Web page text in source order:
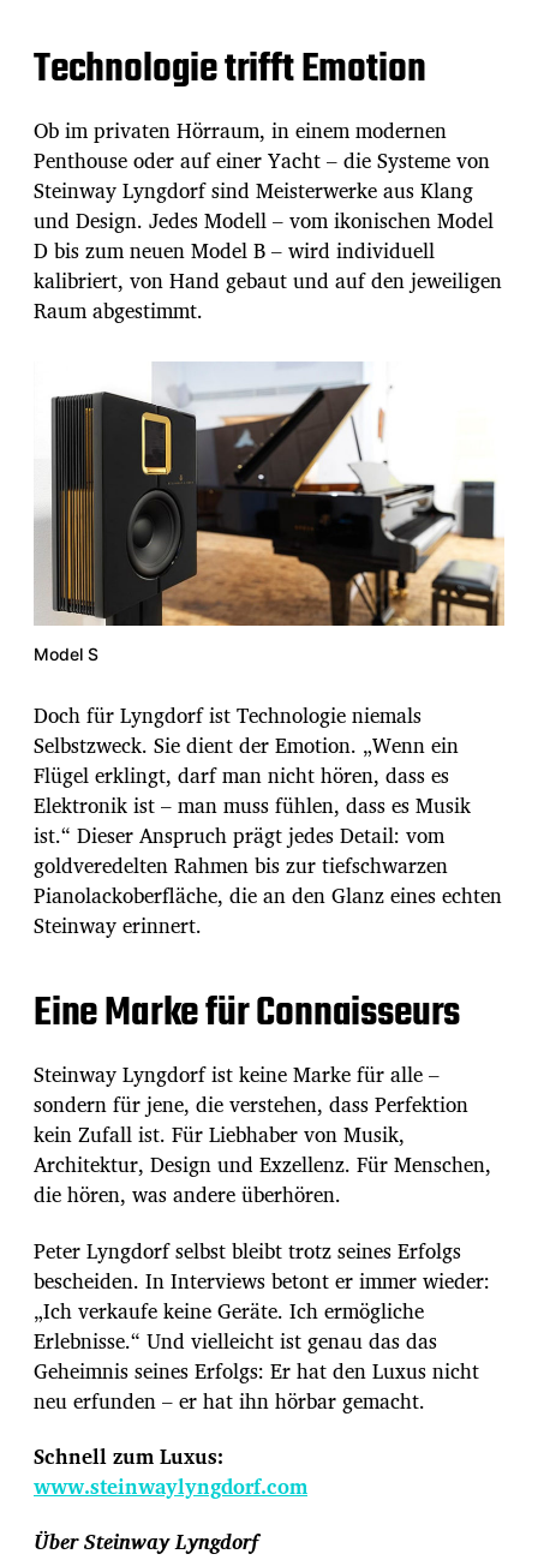
Technologie trifft Emotion
Ob im privaten Hörraum, in einem modernen
Penthouse oder auf einer Yacht – die Systeme von
Steinway Lyngdorf sind Meisterwerke aus Klang
und Design. Jedes Modell – vom ikonischen Model
D bis zum neuen Model B – wird individuell
kalibriert, von Hand gebaut und auf den jeweiligen
Raum abgestimmt.
Model S
Doch für Lyngdorf ist Technologie niemals
Selbstzweck. Sie dient der Emotion. „Wenn ein
Flügel erklingt, darf man nicht hören, dass es
Elektronik ist – man muss fühlen, dass es Musik
ist.“ Dieser Anspruch prägt jedes Detail: vom
goldveredelten Rahmen bis zur tiefschwarzen
Pianolackoberfläche, die an den Glanz eines echten
Steinway erinnert.
Eine Marke für Connaisseurs
Steinway Lyngdorf ist keine Marke für alle –
sondern für jene, die verstehen, dass Perfektion
kein Zufall ist. Für Liebhaber von Musik,
Architektur, Design und Exzellenz. Für Menschen,
die hören, was andere überhören.
Peter Lyngdorf selbst bleibt trotz seines Erfolgs
bescheiden. In Interviews betont er immer wieder:
„Ich verkaufe keine Geräte. Ich ermögliche
Erlebnisse.“ Und vielleicht ist genau das das
Geheimnis seines Erfolgs: Er hat den Luxus nicht
neu erfunden – er hat ihn hörbar gemacht.
Schnell zum Luxus:
www.steinwaylyngdorf.com
Über Steinway Lyngdorf